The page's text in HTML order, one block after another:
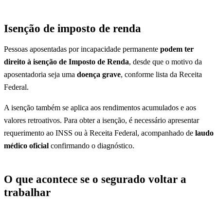
Isenção de imposto de renda
Pessoas aposentadas por incapacidade permanente podem ter
direito à isenção de Imposto de Renda, desde que o motivo da
aposentadoria seja uma doença grave, conforme lista da Receita
Federal.
A isenção também se aplica aos rendimentos acumulados e aos
valores retroativos. Para obter a isenção, é necessário apresentar
requerimento ao INSS ou à Receita Federal, acompanhado de laudo
médico oficial confirmando o diagnóstico.
O que acontece se o segurado voltar a
trabalhar